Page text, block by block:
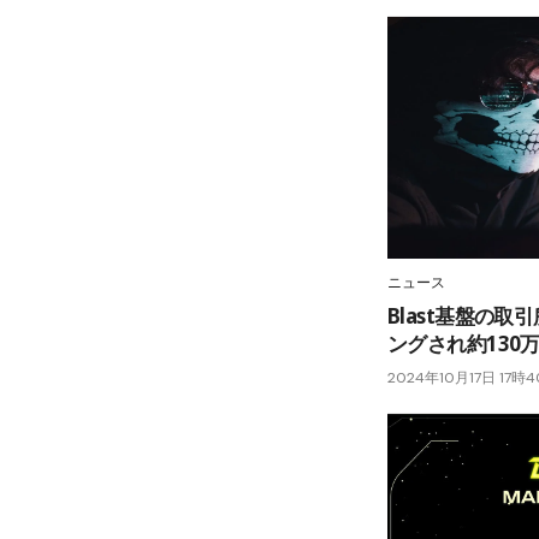
ニュース
Blast基盤の取
ングされ約130
2024年10月17日 17時